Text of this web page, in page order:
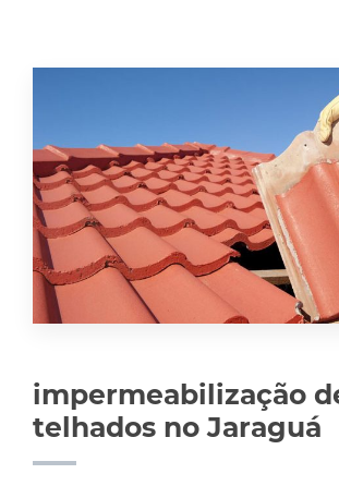
impermeabilização
telhados no Jaraguá